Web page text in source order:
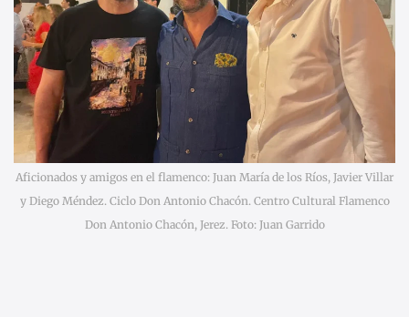
Aficionados y amigos en el flamenco: Juan María de los Ríos, Javier Villar
y Diego Méndez. Ciclo Don Antonio Chacón. Centro Cultural Flamenco
Don Antonio Chacón, Jerez. Foto: Juan Garrido